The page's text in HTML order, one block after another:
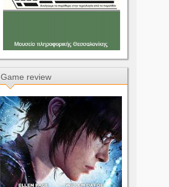
Game review